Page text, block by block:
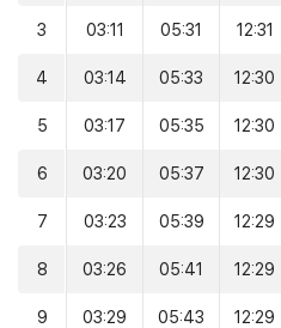
3 03:11 05:31 12:31
4 03:14 05:33 12:30
5 03:17 05:35 12:30
6 03:20 05:37 12:30
7 03:23 05:39 12:29
8 03:26 05:41 12:29
9 03:29 05:43 12:29